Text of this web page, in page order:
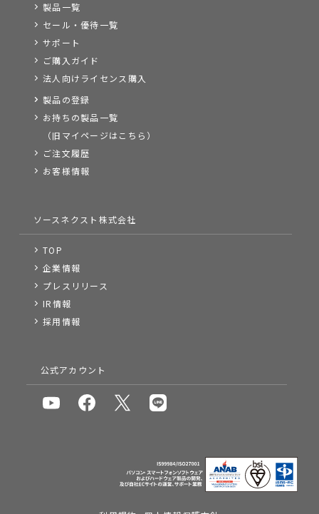
製品一覧
セール・優待一覧
サポート
ご購入ガイド
法人向けライセンス購入
製品の登録
お持ちの製品一覧
（旧マイページはこちら）
ご注文履歴
お客様情報
ソースネクスト株式会社
TOP
企業情報
プレスリリース
IR情報
採用情報
公式アカウント